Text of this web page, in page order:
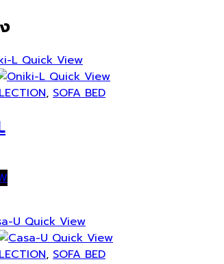
Quick View
Quick View
, SOFA BED
Quick View
Quick View
, SOFA BED